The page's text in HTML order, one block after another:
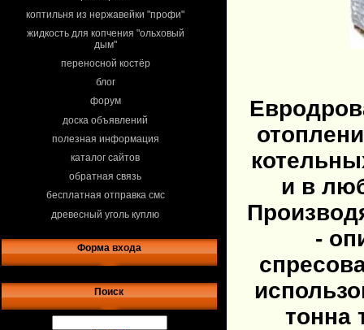
коптильня из нержавейки "профи"
жидкость для копчения "ольховый
дым"
переносной костёр
блог
форум
доска объявлений
полезная информация
каталог сайтов
обратная связь
бесплатная отправка смс
древесный уголь куплю
Форма входа
Поиск
и в
-
тонна